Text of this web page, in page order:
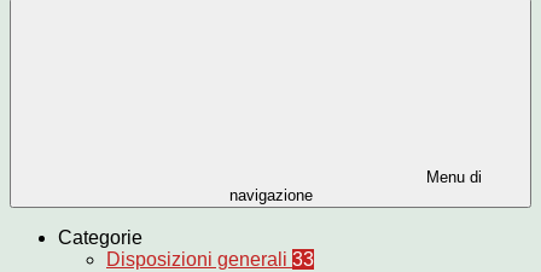
Menu di
navigazione
Categorie
Disposizioni generali 33